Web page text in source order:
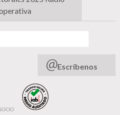
Escríbenos